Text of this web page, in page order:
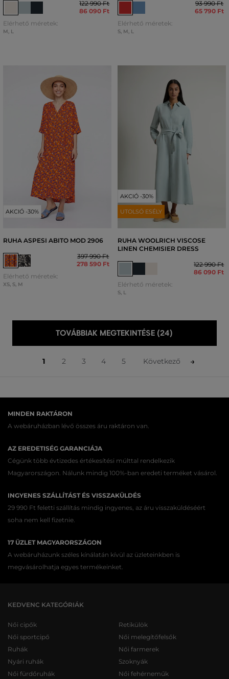
122 990 Ft
86 090 Ft
Elérhető méretek:
M L
93 990 Ft
65 790 Ft
Elérhető méretek:
S, M L
AKCIÓ -30%
RUHA ASPESI ABITO MOD 2906
397 990 Ft
278 590 Ft
Elérhető méretek:
XS, S, M
AKCIÓ -30%
UTOLSÓ ESÉLY
RUHA WOOLRICH VISCOSE
LINEN CHEMISIER DRESS
122 990 Ft
86 090 Ft
Elérhető méretek:
S, L
TOVÁBBIAK MEGTEKINTÉSE (24)
1 2 3 4 5 Következő
MINDEN RAKTÁRON
A webáruházban lévő összes áru raktáron van.
AZ EREDETISÉG GARANCIÁJA
Cégünk több évtizedes értékesítési múlttal rendelkezik
Magyarországon. Nálunk mindig 100%-ban eredeti terméket vásárol.
INGYENES SZÁLLÍTÁST ÉS VISSZAKÜLDÉS
29 990 Ft feletti szállítás mindig ingyenes, az áru visszaküldéséért
soha nem kell fizetnie.
17 ÜZLET MAGYARORSZÁGON
A webáruházunk széles kínálatán kívül az üzleteinkben is
megvásárolhatja egyes termékeinket.
KEDVENC KATEGÓRIÁK
Női cipők
Női sportcipő
Ruhák
Nyári ruhák
Női fürdőruhák
Retikülök
Női melegítőfelsők
Női farmerek
Szoknyák
Női fehérneműk